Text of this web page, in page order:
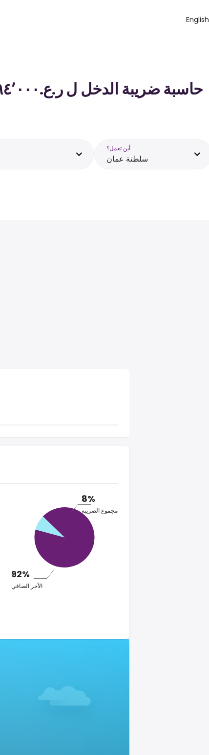
English
حاسبة ضريبة الدخل ل ر.ع.‏٩٤٬٠٠٠ ‏ الراتب في سلطنة عمان - 2026
أين تعمل؟
سلطنة عمان
8%
مجموع الضريبة
92%
الأجر الصافي